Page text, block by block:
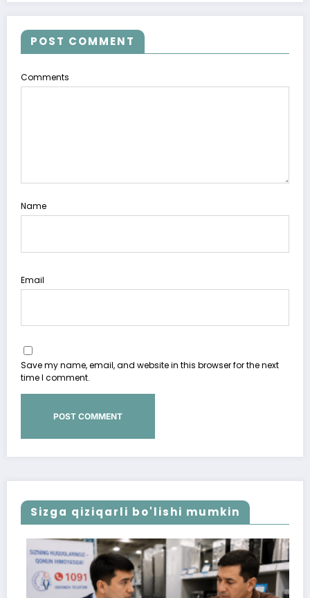
POST COMMENT
Comments
Name
Email
Save my name, email, and website in this browser for the next
time I comment.
Sizga qiziqarli bo'lishi mumkin